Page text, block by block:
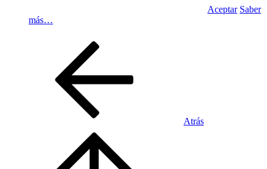
Aceptar Saber
más…
Atrás